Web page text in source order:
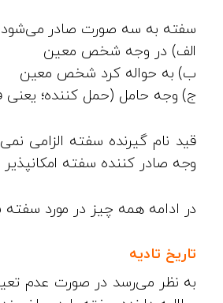
سفته به سه صورت صادر می‌شود:
الف) در وجه شخص معین
ب) به حواله کرد شخص معین
ج) وجه حامل (حمل کننده؛
قید نام گیرنده سفته الزامی
وجه صادر کننده سفته
در ادامه همه چیز در مورد سفته
تاریخ تادیه
به نظر می‌رسد در صورت عدم